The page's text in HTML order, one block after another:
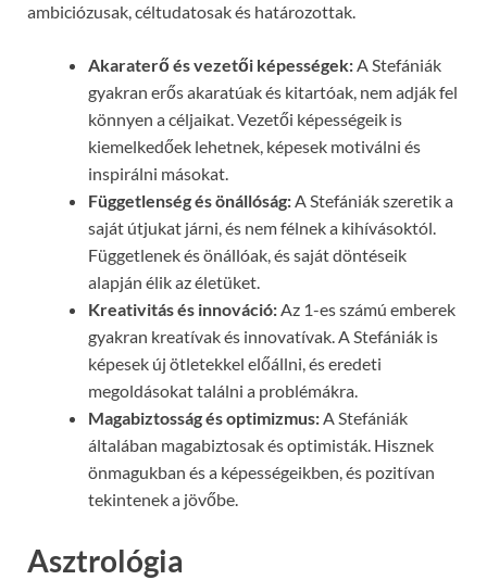
ambiciózusak, céltudatosak és határozottak.
Akaraterő és vezetői képességek:A Stefániák
gyakran erős akaratúak és kitartóak, nem adják fel
könnyen a céljaikat. Vezetői képességeik is
kiemelkedőek lehetnek, képesek motiválni és
inspirálni másokat.
Függetlenség és önállóság:A Stefániák szeretik a
saját útjukat járni, és nem félnek a kihívásoktól.
Függetlenek és önállóak, és saját döntéseik
alapján élik az életüket.
Kreativitás és innováció:Az 1-es számú emberek
gyakran kreatívak és innovatívak. A Stefániák is
képesek új ötletekkel előállni, és eredeti
megoldásokat találni a problémákra.
Magabiztosság és optimizmus:A Stefániák
általában magabiztosak és optimisták. Hisznek
önmagukban és a képességeikben, és pozitívan
tekintenek a jövőbe.
Asztrológia